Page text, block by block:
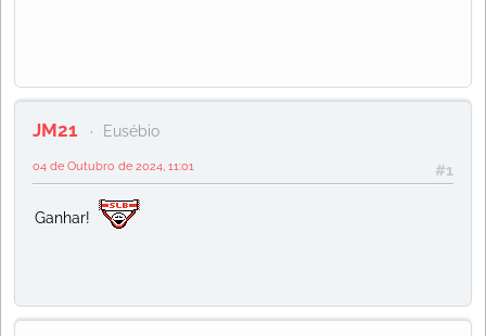
JM21 Eusébio
#1
04 de Outubro de 2024, 11:01
Ganhar!